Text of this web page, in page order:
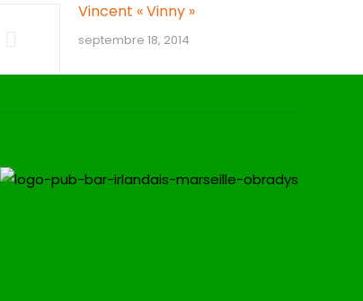
Vincent « Vinny »
septembre 18, 2014